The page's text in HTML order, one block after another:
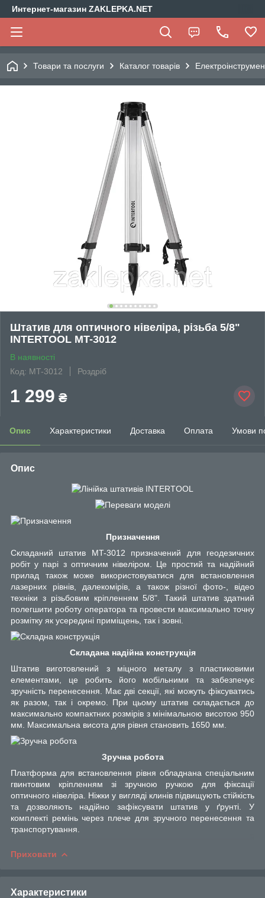
Интернет-магазин ZAKLEPKA.NET
Товари та послуги Каталог товарів
Штатив для оптичного нівеліра, різьба 5/8"
INTERTOOL MT-3012
В наявності
Код: MT-3012
Роздріб
1 299 ₴
Опис Характеристики Доставка Оплата Умови
Опис
Призначення
Складаний штатив MT-3012 призначений для геодезичних
робіт у парі з оптичним нівеліром. Це простий та надійний
прилад також може використовуватися для встановлення
лазерних рівнів, далекомірів, а також різної фото-, відео
техніки з різьбовим кріпленням 5/8". Такий штатив здатний
полегшити роботу оператора та провести максимально точну
розмітку як усередині приміщень, так і зовні.
Складана надійна конструкція
Штатив виготовлений з міцного металу з пластиковими
елементами, це робить його мобільними та забезпечує
зручність перенесення. Має дві секції, які можуть фіксуватись
як разом, так і окремо. При цьому штатив складається до
максимально компактних розмірів з мінімальною висотою 950
мм. Максимальна висота для рівня становить 1650 мм.
Зручна робота
Платформа для встановлення рівня обладнана спеціальним
гвинтовим кріпленням зі зручною ручкою для фіксації
оптичного нівеліра. Ніжки у вигляді клинів підвищують стійкість
та дозволяють надійно зафіксувати штатив у ґрунті. У
комплекті ремінь через плече для зручного перенесення та
транспортування.
Приховати
Характеристики